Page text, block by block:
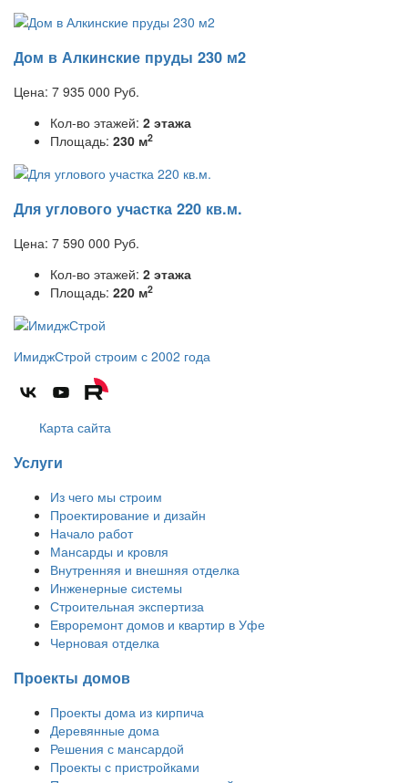
Дом в Алкинские пруды 230 м2
Цена: 7 935 000 Руб.
Кол-во этажей: 2 этажа
Площадь: 230 м2
Для углового участка 220 кв.м.
Цена: 7 590 000 Руб.
Кол-во этажей: 2 этажа
Площадь: 220 м2
ИмиджСтрой строим с 2002 года
Карта сайта
Услуги
Из чего мы строим
Проектирование и дизайн
Начало работ
Мансарды и кровля
Внутренняя и внешняя отделка
Инженерные системы
Строительная экспертиза
Евроремонт домов и квартир в Уфе
Черновая отделка
Проекты домов
Проекты дома из кирпича
Деревянные дома
Решения с мансардой
Проекты с пристройками